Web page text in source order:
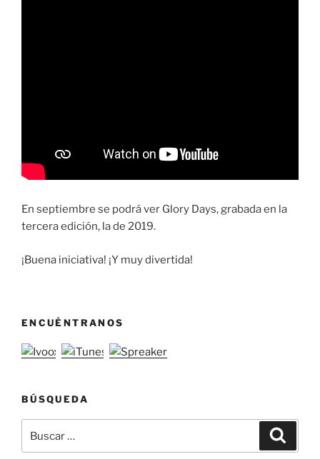
En septiembre se podrá ver Glory Days, grabada en la
tercera edición, la de 2019.
¡Buena iniciativa! ¡Y muy divertida!
ENCUÉNTRANOS
BÚSQUEDA
por: